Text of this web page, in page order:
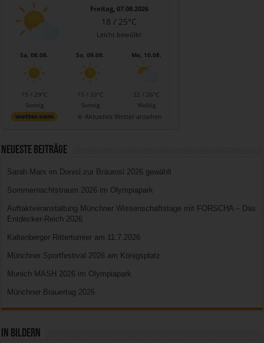
Freitag, 07.08.2026
18 / 25°C
Leicht bewölkt
Sa, 08.08.
15 / 29°C
Sonnig
So, 09.08.
15 / 33°C
Sonnig
Mo, 10.08.
22 / 26°C
Wolkig
Aktuelles Wetter ansehen
Neueste Beiträge
Sarah Marx im Donisl zur Bräurosl 2026 gewählt
Sommernachtstraum 2026 im Olympiapark
Auftaktveranstaltung Münchner Wissenschaftstage mit FORSCHA – Das
Entdecker-Reich 2026
Kaltenberger Ritterturnier am 11.7.2026
Münchner Sportfestival 2026 am Königsplatz
Munich MASH 2026 im Olympiapark
Münchner Brauertag 2026
In Bildern